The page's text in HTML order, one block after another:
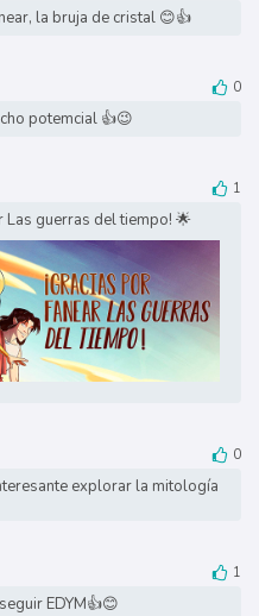
la bruja de cristal 😊👍
0
potemcial 👍😉
1
Las guerras del tiempo! 🌟
0
explorar la mitología
1
EDYM👍😊